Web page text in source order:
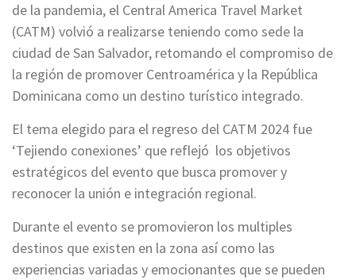
de la pandemia, el Central America Travel Market
(CATM) volvió a realizarse teniendo como sede la
ciudad de San Salvador, retomando el compromiso de
la región de promover Centroamérica y la República
Dominicana como un destino turístico integrado.
El tema elegido para el regreso del CATM 2024 fue
‘Tejiendo conexiones’ que reflejó los objetivos
estratégicos del evento que busca promover y
reconocer la unión e integración regional.
Durante el evento se promovieron los multiples
destinos que existen en la zona así como las
experiencias variadas y emocionantes que se pueden